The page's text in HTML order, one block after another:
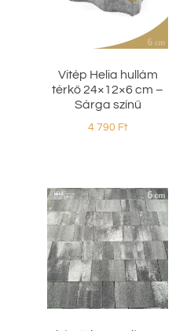
Vitép Helia hullám
térkő 24×12×6 cm –
Sárga színű
4 790 Ft